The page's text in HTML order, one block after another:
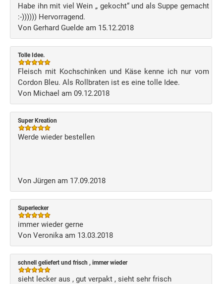
Habe ihn mit viel Wein „ gekocht“ und als Suppe gemacht
:-)))))) Hervorragend.
Von Gerhard Guelde am 15.12.2018
Tolle Idee.
Fleisch mit Kochschinken und Käse kenne ich nur vom
Cordon Bleu. Als Rollbraten ist es eine tolle Idee.
Von Michael am 09.12.2018
Super Kreation
Werde wieder bestellen
Von Jürgen am 17.09.2018
Superlecker
immer wieder gerne
Von Veronika am 13.03.2018
schnell geliefert und frisch , immer wieder
sieht lecker aus , gut verpakt , sieht sehr frisch